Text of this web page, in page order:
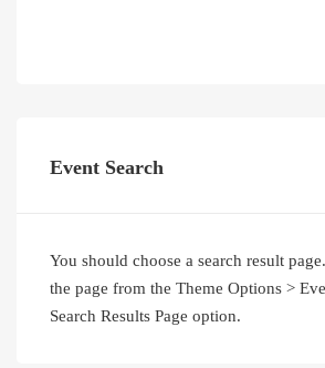
Event Search
You should choose a search result
the page from the Theme Options >
Search Results Page option.